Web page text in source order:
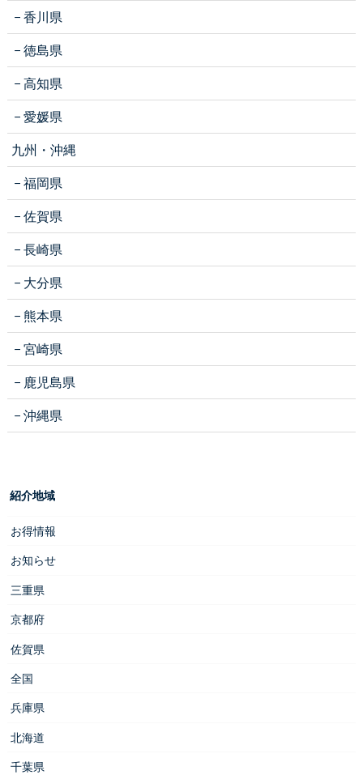
香川県
徳島県
高知県
愛媛県
九州・沖縄
福岡県
佐賀県
長崎県
大分県
熊本県
宮崎県
鹿児島県
沖縄県
紹介地域
お得情報
お知らせ
三重県
京都府
佐賀県
全国
兵庫県
北海道
千葉県